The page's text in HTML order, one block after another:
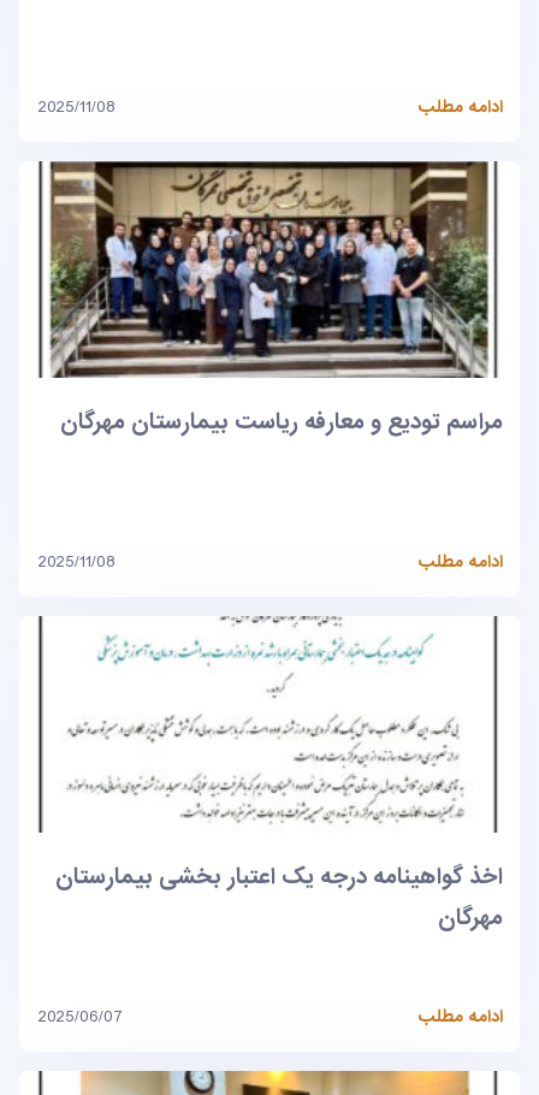
ادامه مطلب 2025/11/08
مراسم تودیع و معارفه ریاست بیمارستان مهرگان
ادامه مطلب 2025/11/08
اخذ گواهینامه درجه یک اعتبار بخشی بیمارستان
مهرگان
ادامه مطلب 2025/06/07